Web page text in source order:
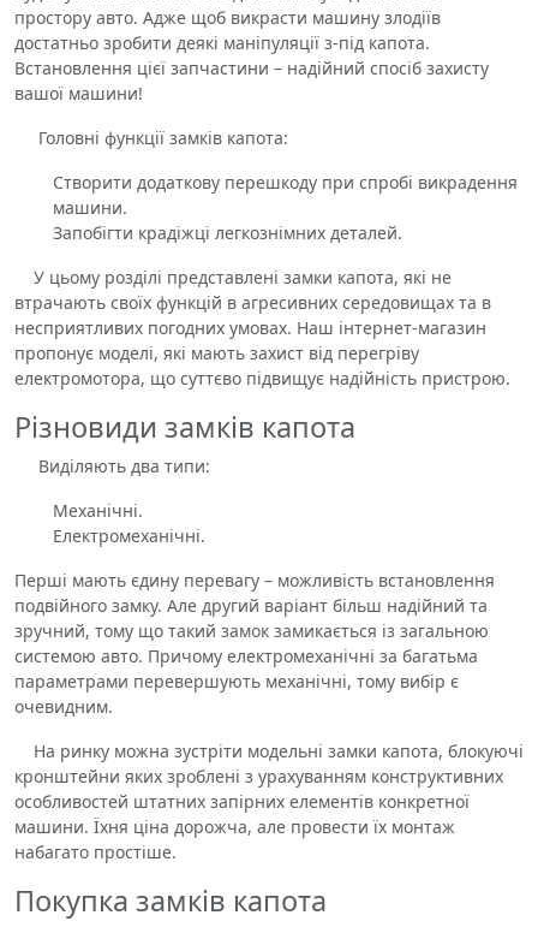
простору авто. Адже щоб викрасти машину злодіїв
достатньо зробити деякі маніпуляції з-під капота.
Встановлення цієї запчастини – надійний спосіб захисту
вашої машини!
Головні функції замків капота:
Створити додаткову перешкоду при спробі викрадення
машини.
Запобігти крадіжці легкознімних деталей.
У цьому розділі представлені замки капота, які не
втрачають своїх функцій в агресивних середовищах та в
несприятливих погодних умовах. Наш інтернет-магазин
пропонує моделі, які мають захист від перегріву
електромотора, що суттєво підвищує надійність пристрою.
Різновиди замків капота
Виділяють два типи:
Механічні.
Електромеханічні.
Перші мають єдину перевагу – можливість встановлення
подвійного замку. Але другий варіант більш надійний та
зручний, тому що такий замок замикається із загальною
системою авто. Причому електромеханічні за багатьма
параметрами перевершують механічні, тому вибір є
очевидним.
На ринку можна зустріти модельні замки капота, блокуючі
кронштейни яких зроблені з урахуванням конструктивних
особливостей штатних запірних елементів конкретної
машини. Їхня ціна дорожча, але провести їх монтаж
набагато простіше.
Покупка замків капота